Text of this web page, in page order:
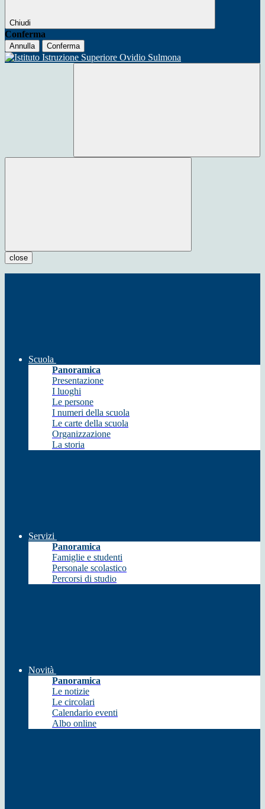
Chiudi
Conferma
Annulla Conferma
close
Scuola
Panoramica
Presentazione
I luoghi
Le persone
I numeri della scuola
Le carte della scuola
Organizzazione
La storia
Servizi
Panoramica
Famiglie e studenti
Personale scolastico
Percorsi di studio
Novità
Panoramica
Le notizie
Le circolari
Calendario eventi
Albo online